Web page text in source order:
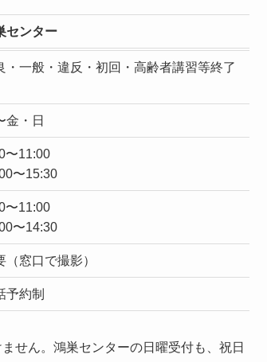
センター
・一般・違反・初回・高齢者講習等終了
金・日
〜11:00
〜15:30
〜11:00
〜14:30
（窓口で撮影）
予約制
せん。鴻巣センターの日曜受付も、祝日